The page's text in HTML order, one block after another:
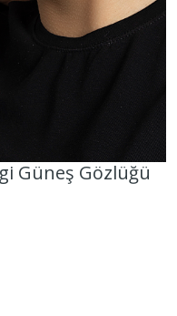
Güneş Gözlüğü